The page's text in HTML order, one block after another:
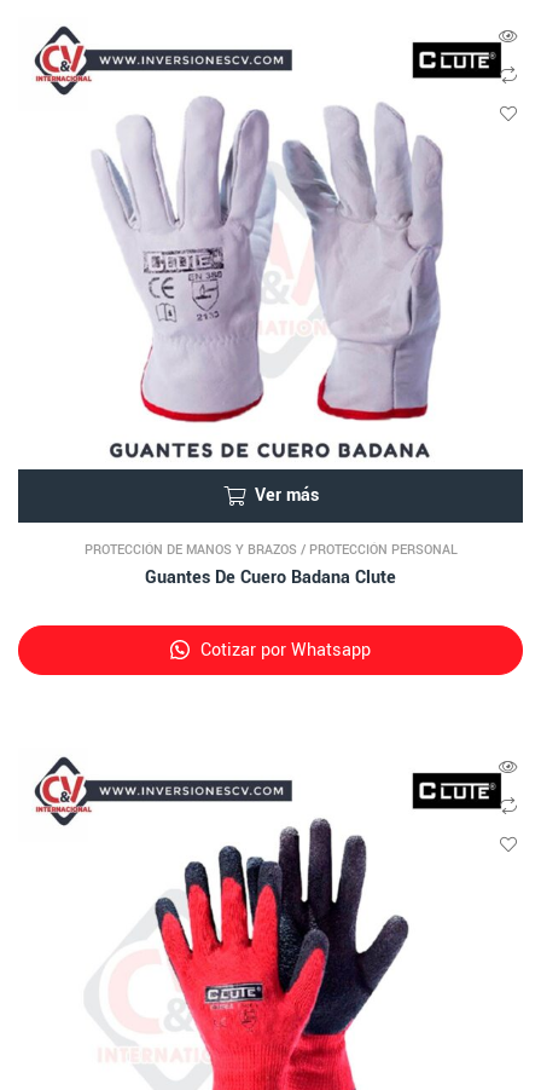
Ver más
PROTECCIÓN DE MANOS Y BRAZOS / PROTECCIÓN PERSONAL
Guantes De Cuero Badana Clute
Cotizar por Whatsapp